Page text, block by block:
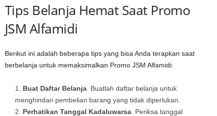
Tips Belanja Hemat Saat Promo
JSM Alfamidi
Berikut ini adalah beberapa tips yang bisa Anda terapkan saat
berbelanja untuk memaksimalkan Promo JSM Alfamidi:
Buat Daftar Belanja . Buatlah daftar belanja untuk
menghindari pembelian barang yang tidak diperlukan.
Perhatikan Tanggal Kadaluwarsa . Periksa tanggal